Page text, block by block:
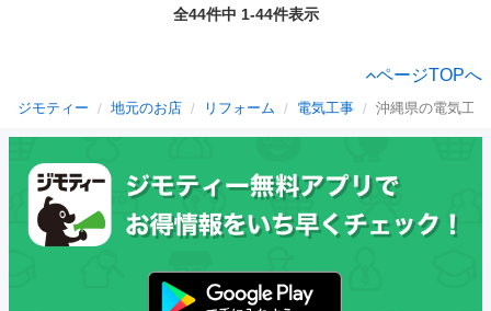
全44件中 1-44件表示
ページTOPへ
ジモティー 地元のお店 リフォーム 電気工事 沖縄県の電気工事